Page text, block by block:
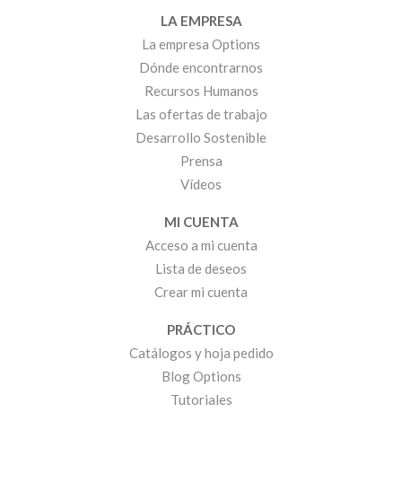
LA EMPRESA
La empresa Options
Dónde encontrarnos
Recursos Humanos
Las ofertas de trabajo
Desarrollo Sostenible
Prensa
Vídeos
MI CUENTA
Acceso a mi cuenta
Lista de deseos
Crear mi cuenta
PRÁCTICO
Catálogos y hoja pedido
Blog Options
Tutoriales